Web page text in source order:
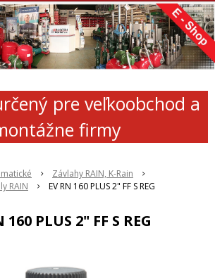
pre veľkoobchod a
firmy
Závlahy RAIN, K-Rain
RAIN
EV RN 160 PLUS 2" FF S REG
160 PLUS 2" FF S REG